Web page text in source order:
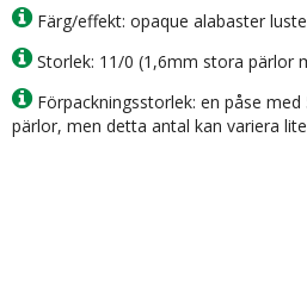
Färg/effekt: opaque alabaster
Storlek: 11/0 (1,6mm stora pärlor
Förpackningsstorlek: en påse
pärlor, men detta antal kan variera